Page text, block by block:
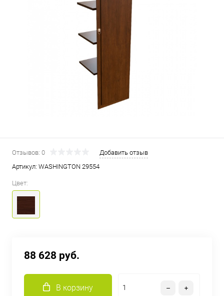
Отзывов: 0
Добавить отзыв
Артикул: WASHINGTON 29554
Цвет:
88 628 руб.
В корзину